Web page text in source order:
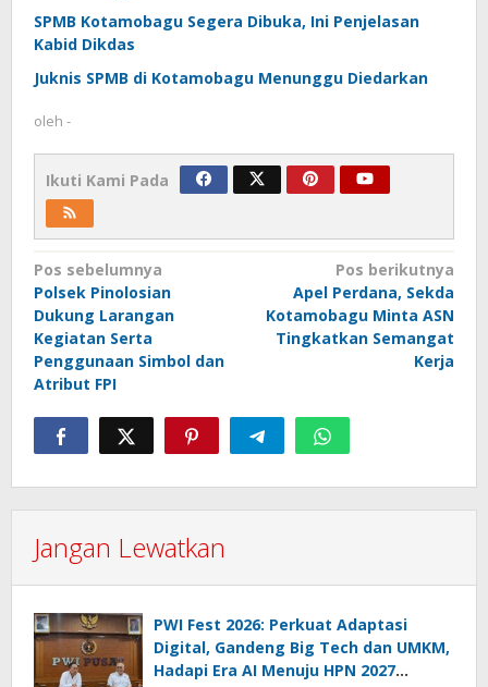
SPMB Kotamobagu Segera Dibuka, Ini Penjelasan
Kabid Dikdas
Juknis SPMB di Kotamobagu Menunggu Diedarkan
oleh -
Ikuti Kami Pada
Navigasi
pos
Pos sebelumnya
Polsek Pinolosian
Dukung Larangan
Kegiatan Serta
Penggunaan Simbol dan
Atribut FPI
Pos berikutnya
Apel Perdana, Sekda
Kotamobagu Minta ASN
Tingkatkan Semangat
Kerja
Jangan Lewatkan
PWI Fest 2026: Perkuat Adaptasi
Digital, Gandeng Big Tech dan UMKM,
Hadapi Era AI Menuju HPN 2027